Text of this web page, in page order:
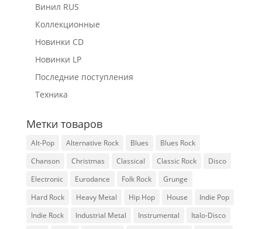
Винил RUS
Коллекционные
Новинки CD
Новинки LP
Последние поступления
Техника
Метки товаров
Alt-Pop Alternative Rock Blues
Blues Rock
Chanson
Christmas Classical Classic Rock
Disco
Electronic
Eurodance Folk Rock
Grunge
Hard Rock
Heavy Metal Hip Hop House
Indie Pop
Indie Rock
Industrial Metal Instrumental
Italo-Disco